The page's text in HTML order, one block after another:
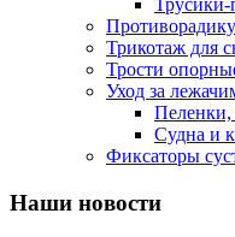
Трусики-
Трикотаж для
Трости
Уход за
Пеленки,
Судна и
Фиксаторы
Наши новости